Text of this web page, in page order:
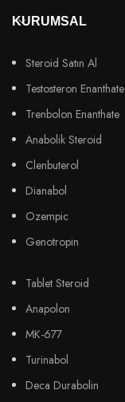
KURUMSAL
Steroid Satın Al
Testosteron Enanthate
Trenbolon Enanthate
Anabolik Steroid
Clenbuterol
Dianabol
Ozempic
Genotropin
Tablet Steroid
Anapolon
MK-677
Turinabol
Deca Durabolin